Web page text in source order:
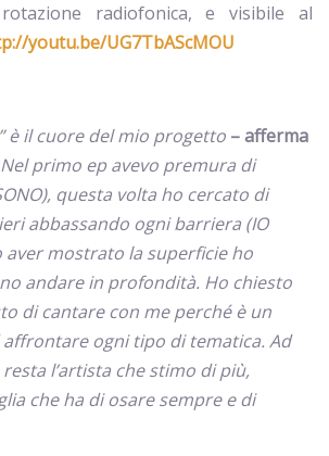
radiofonica, e visibile al
youtu.be/UG7TbAScMOU
è il cuore del mio progetto – afferma
Nel primo ep avevo premura di
questa volta ho cercato di
abbassando ogni barriera (IO
aver mostrato la superficie ho
andare in profondità. Ho chiesto
di cantare con me perché è un
ogni tipo di tematica. Ad
l’artista che stimo di più,
che ha di osare sempre e di